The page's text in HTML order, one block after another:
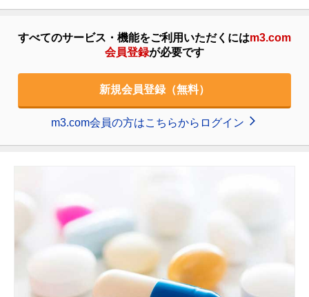
すべてのサービス・機能をご利用いただくにはm3.com
会員登録が必要です
新規会員登録（無料）
m3.com会員の方はこちらからログイン